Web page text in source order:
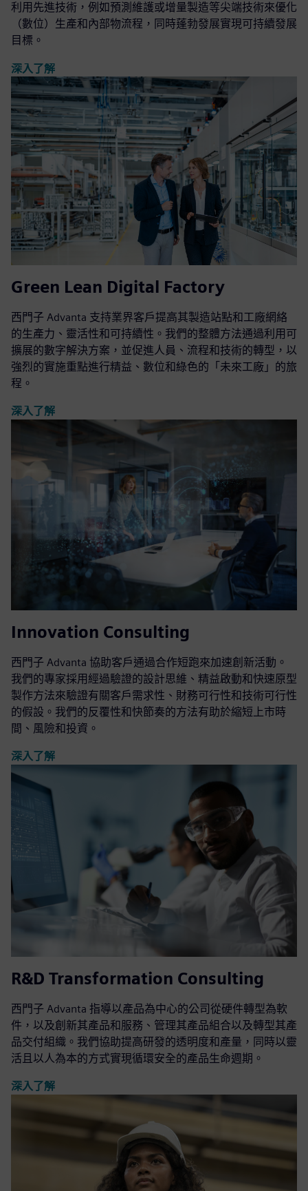
利用先進技術，例如預測維護或增量製造等尖端技術來優化
（數位）生產和內部物流程，同時蓬勃發展實現可持續發展
目標。
深入了解
Green Lean Digital Factory
西門子 Advanta 支持業界客戶提高其製造站點和工廠網絡
的生產力、靈活性和可持續性。我們的整體方法通過利用可
擴展的數字解決方案，並促進人員、流程和技術的轉型，以
強烈的實施重點進行精益、數位和綠色的「未來工廠」的旅
程。
深入了解
Innovation Consulting
西門子 Advanta 協助客戶通過合作短跑來加速創新活動。
我們的專家採用經過驗證的設計思維、精益啟動和快速原型
製作方法來驗證有關客戶需求性、財務可行性和技術可行性
的假設。我們的反覆性和快節奏的方法有助於縮短上市時
間、風險和投資。
深入了解
R&D Transformation Consulting
西門子 Advanta 指導以產品為中心的公司從硬件轉型為軟
件，以及創新其產品和服務、管理其產品組合以及轉型其產
品交付組織。我們協助提高研發的透明度和產量，同時以靈
活且以人為本的方式實現循環安全的產品生命週期。
深入了解